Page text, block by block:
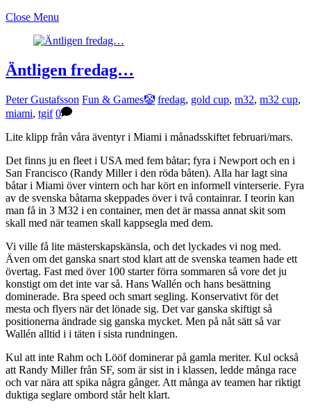
Close Menu
Äntligen fredag…
Peter Gustafsson Fun & Games🤡 fredag, gold cup, m32, m32 cup,
miami, tgif 0
Lite klipp från våra äventyr i Miami i månadsskiftet februari/mars.
Det finns ju en fleet i USA med fem båtar; fyra i Newport och en i
San Francisco (Randy Miller i den röda båten). Alla har lagt sina
båtar i Miami över vintern och har kört en informell vinterserie. Fyra
av de svenska båtarna skeppades över i två containrar. I teorin kan
man få in 3 M32 i en container, men det är massa annat skit som
skall med när teamen skall kappsegla med dem.
Vi ville få lite mästerskapskänsla, och det lyckades vi nog med.
Även om det ganska snart stod klart att de svenska teamen hade ett
övertag. Fast med över 100 starter förra sommaren så vore det ju
konstigt om det inte var så. Hans Wallén och hans besättning
dominerade. Bra speed och smart segling. Konservativt för det
mesta och flyers när det lönade sig. Det var ganska skiftigt så
positionerna ändrade sig ganska mycket. Men på nåt sätt så var
Wallén alltid i i täten i sista rundningen.
Kul att inte Rahm och Lööf dominerar på gamla meriter. Kul också
att Randy Miller från SF, som är sist in i klassen, ledde många race
och var nära att spika några gånger. Att många av teamen har riktigt
duktiga seglare ombord står helt klart.